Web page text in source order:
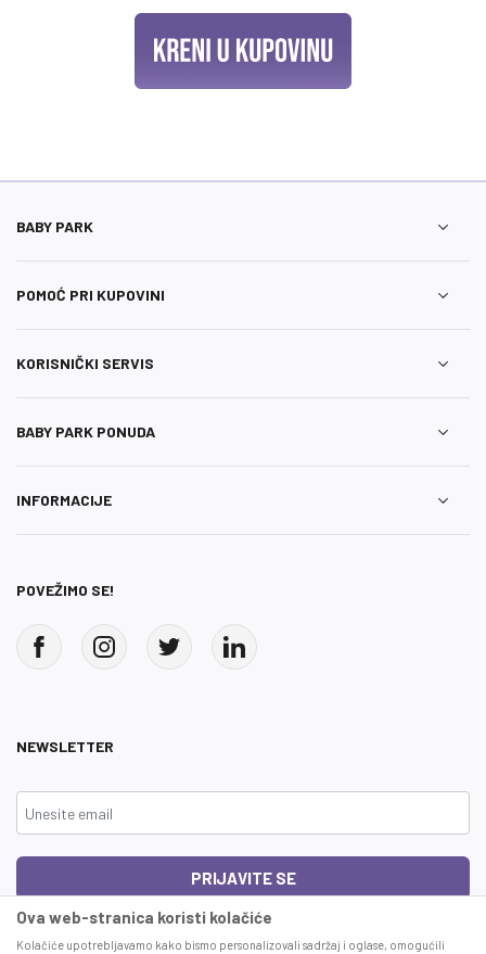
BABY PARK
POMOĆ PRI KUPOVINI
KORISNIČKI SERVIS
BABY PARK PONUDA
INFORMACIJE
POVEŽIMO SE!
NEWSLETTER
PRIJAVITE SE
Ova web-stranica koristi kolačiće
Kolačiće upotrebljavamo kako bismo personalizovali sadržaj i oglase, omogućili